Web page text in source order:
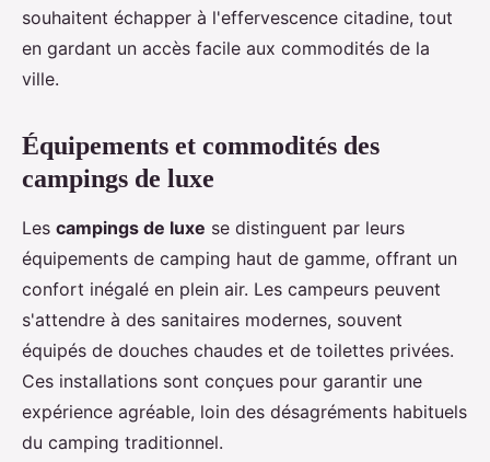
souhaitent échapper à l'effervescence citadine, tout
en gardant un accès facile aux commodités de la
ville.
Équipements et commodités des
campings de luxe
Les campings de luxe se distinguent par leurs
équipements de camping haut de gamme, offrant un
confort inégalé en plein air. Les campeurs peuvent
s'attendre à des sanitaires modernes, souvent
équipés de douches chaudes et de toilettes privées.
Ces installations sont conçues pour garantir une
expérience agréable, loin des désagréments habituels
du camping traditionnel.